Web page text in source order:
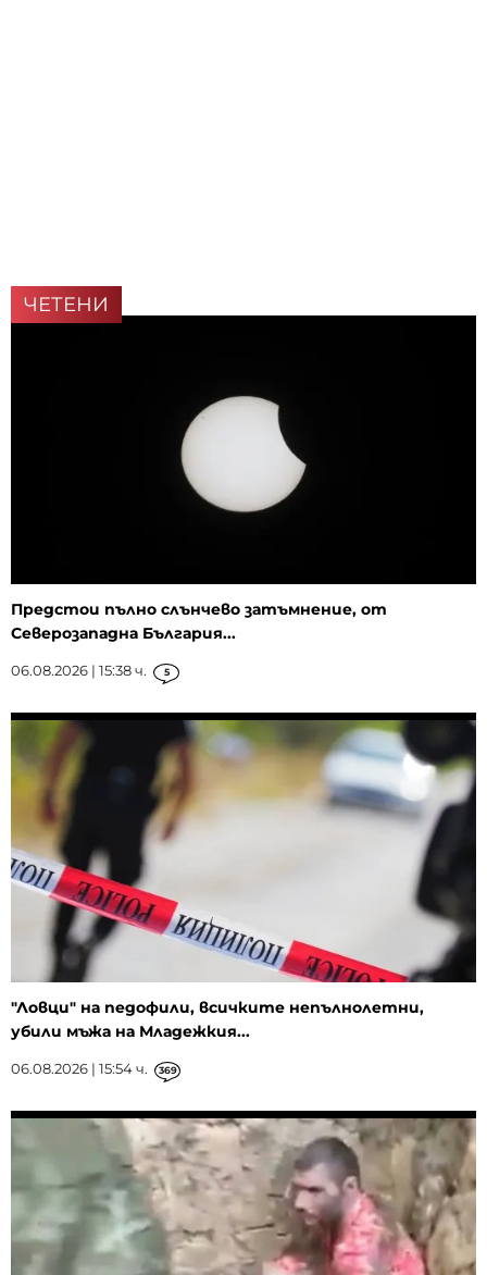
ЧЕТЕНИ
Предстои пълно слънчево затъмнение, от
Северозападна България...
06.08.2026 | 15:38 ч. 5
"Ловци" на педофили, всичките непълнолетни,
убили мъжа на Младежкия...
06.08.2026 | 15:54 ч. 369